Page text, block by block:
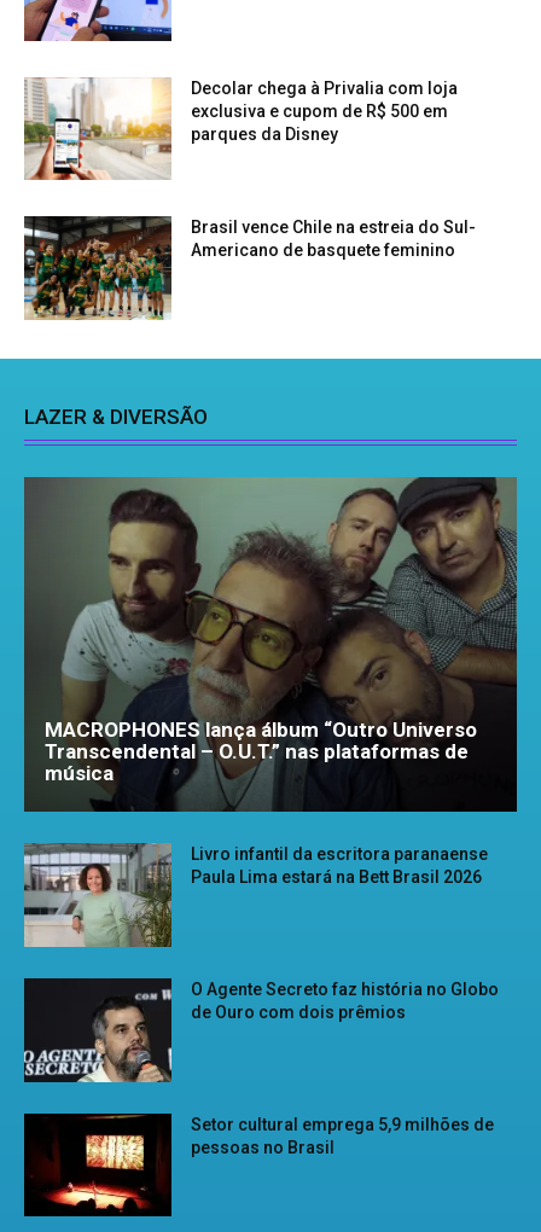
Decolar chega à Privalia com loja
exclusiva e cupom de R$ 500 em
parques da Disney
Brasil vence Chile na estreia do Sul-
Americano de basquete feminino
LAZER & DIVERSÃO
MACROPHONES lança álbum “Outro Universo
Transcendental – O.U.T.” nas plataformas de
música
Livro infantil da escritora paranaense
Paula Lima estará na Bett Brasil 2026
O Agente Secreto faz história no Globo
de Ouro com dois prêmios
Setor cultural emprega 5,9 milhões de
pessoas no Brasil